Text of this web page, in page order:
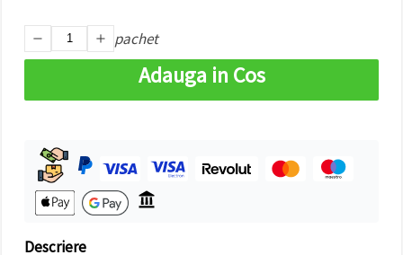
pachet
Adauga in Cos
Descriere